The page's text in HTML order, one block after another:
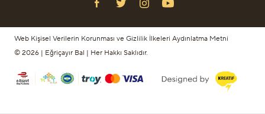
Web Kişisel Verilerin Korunması ve Gizlilik İlkeleri Aydınlatma Metni
© 2026 | Eğriçayır Bal | Her Hakkı Saklıdır.